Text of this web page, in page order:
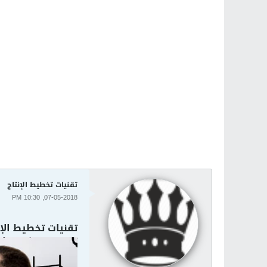
تقنيات تخطيط الإنتاج
07-05-2018, 10:30 PM
تقنيات تخطيط